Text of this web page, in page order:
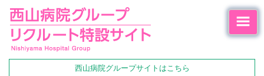
西山病院グループサイトはこちら